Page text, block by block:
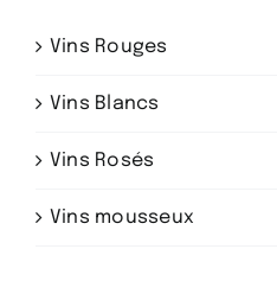
Vins Rouges
Vins Blancs
Vins Rosés
Vins mousseux